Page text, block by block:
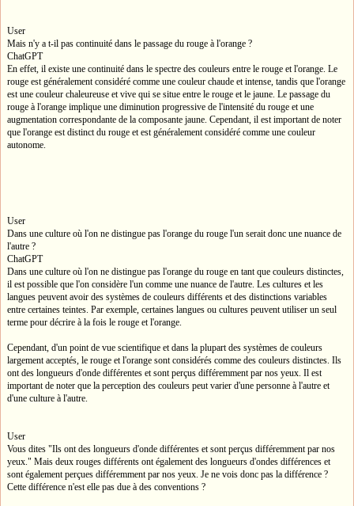
User
Mais n'y a t-il pas continuité dans le passage du rouge à l'orange ?
ChatGPT
En effet, il existe une continuité dans le spectre des couleurs entre le rouge et l'orange. Le
rouge est généralement considéré comme une couleur chaude et intense, tandis que l'orange
est une couleur chaleureuse et vive qui se situe entre le rouge et le jaune. Le passage du
rouge à l'orange implique une diminution progressive de l'intensité du rouge et une
augmentation correspondante de la composante jaune. Cependant, il est important de noter
que l'orange est distinct du rouge et est généralement considéré comme une couleur
autonome.
User
Dans une culture où l'on ne distingue pas l'orange du rouge l'un serait donc une nuance de
l'autre ?
ChatGPT
Dans une culture où l'on ne distingue pas l'orange du rouge en tant que couleurs distinctes,
il est possible que l'on considère l'un comme une nuance de l'autre. Les cultures et les
langues peuvent avoir des systèmes de couleurs différents et des distinctions variables
entre certaines teintes. Par exemple, certaines langues ou cultures peuvent utiliser un seul
terme pour décrire à la fois le rouge et l'orange.
Cependant, d'un point de vue scientifique et dans la plupart des systèmes de couleurs
largement acceptés, le rouge et l'orange sont considérés comme des couleurs distinctes. Ils
ont des longueurs d'onde différentes et sont perçus différemment par nos yeux. Il est
important de noter que la perception des couleurs peut varier d'une personne à l'autre et
d'une culture à l'autre.
User
Vous dites "Ils ont des longueurs d'onde différentes et sont perçus différemment par nos
yeux." Mais deux rouges différents ont également des longueurs d'ondes différences et
sont également perçues différemment par nos yeux. Je ne vois donc pas la différence ?
Cette différence n'est elle pas due à des conventions ?